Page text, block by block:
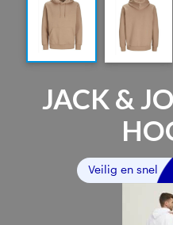
JACK &